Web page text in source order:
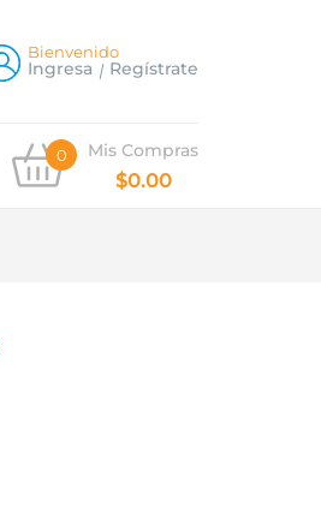
Bienvenido
Ingresa Regístrate
0 Mis Compras
$0.00